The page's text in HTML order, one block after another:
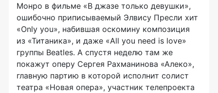
Монро в фильме «В джазе только девушки»,
ошибочно приписываемый Элвису Пресли хит
«Only you», набившая оскомину композиция
из «Титаника», и даже «All you need is love»
группы Beatles. А спустя неделю там же
покажут оперу Сергея Рахманинова «Алеко»,
главную партию в которой исполнит солист
театра «Новая опера», участник телепроекта